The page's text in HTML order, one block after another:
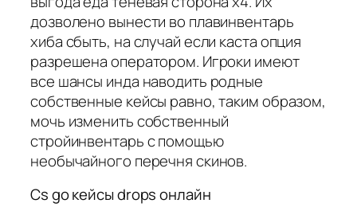
дозволено вынести во плавинвентарь
хиба сбыть, на случай если каста опция
разрешена оператором. Игроки имеют
все шансы инда наводить родные
собственные кейсы равно, таким образом,
мочь изменить собственный
стройинвентарь с помощью
необычайного перечня скинов.
Cs go кейсы drops онлайн